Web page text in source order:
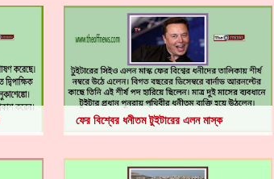
ফের বিশ্বের ধনীতম টুইটারের এলন মাস্ক